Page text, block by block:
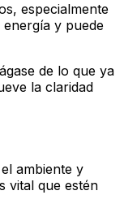
especialmente
y puede
de lo que ya
la claridad
ambiente y
vital que estén